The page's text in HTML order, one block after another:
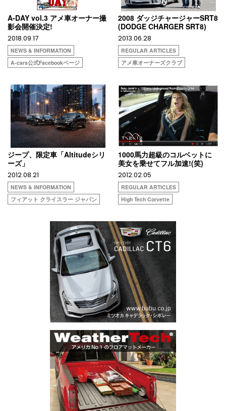
A-DAY vol.3 アメ車オーナー撮
影会開催決定!
2018.09.17
NEWS & INFORMATION
A-cars公式Facebookページ
2008 ダッジチャージャーSRT8
(DODGE CHARGER SRT8)
2013.06.28
REGULAR ARTICLES
アメ車オーナーズクラブ
ジープ、限定車「Altitudeシリ
ーズ」
2012.08.21
NEWS & INFORMATION
フィアット クライスラー ジャパン
1000馬力超級のコルベットに
美女を乗せてフル加速!(笑)
2012.02.05
REGULAR ARTICLES
High Tech Corvette